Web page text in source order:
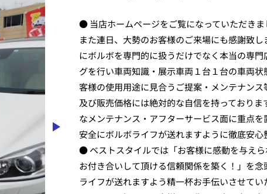
● 当店ホームページをご覧になっていただきま
また連日、大勢のお客様のご来場にも感謝致
にボルボを専門的に扱うだけでなく本当の専
グを行い車両知識・展示車両１台１台の車両
客様の使用用途に見合うご提案・メンテナン
及び販売価格には絶対的な自信を持っており
なメンテナンス・アフターサービス面に重点を
安全にボルボライフが送れますように徹底安心
● ベストスタイルでは「お客様に感動を与え
お付き合いして頂ける信頼関係を築く！」を
ライフが送れますよう精一杯お手伝いさせて